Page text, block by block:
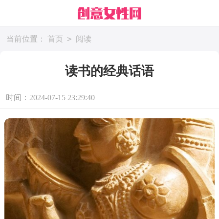
当前位置： 首页 > 阅读
读书的经典话语
时间：2024-07-15 23:29:40